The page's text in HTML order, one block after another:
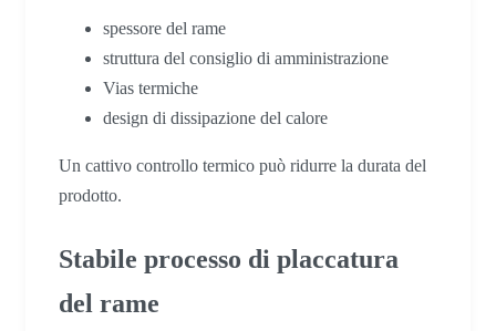
spessore del rame
struttura del consiglio di amministrazione
Vias termiche
design di dissipazione del calore
Un cattivo controllo termico può ridurre la durata del
prodotto.
Stabile processo di placcatura
del rame